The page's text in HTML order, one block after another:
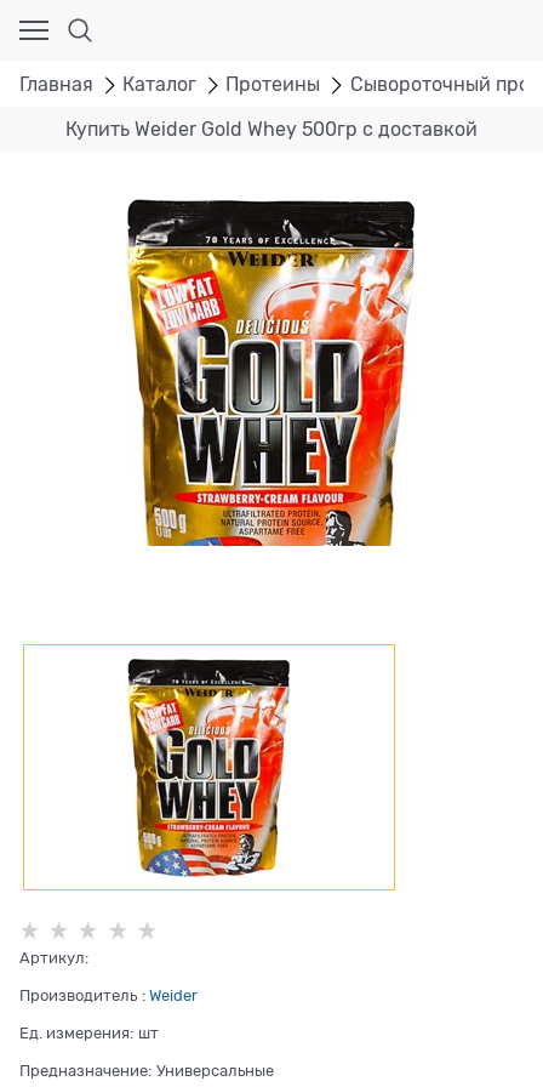
Главная Каталог Протеины Сывороточный
Купить Weider Gold Whey 500гр с доставкой
Артикул:
Производитель : Weider
Ед. измерения: шт
Предназначение: Универсальные